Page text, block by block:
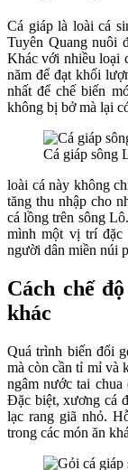
Cá giáp là loài cá
Tuyên Quang nuôi
Khác với nhiều loại
năm để đạt khối
nhất để chế biến
không bị bở mà lại
Cá giáp sông
loài cá này không
tăng thu nhập cho
cá lồng trên sông
mình một vị trí đặc
người dân miền núi
Cách chế
khác
Quá trình biến đổi
mà còn cần tỉ mỉ và
ngâm nước tai
Đặc biệt, xương cá
lạc rang giã nhỏ.
trong các món ăn